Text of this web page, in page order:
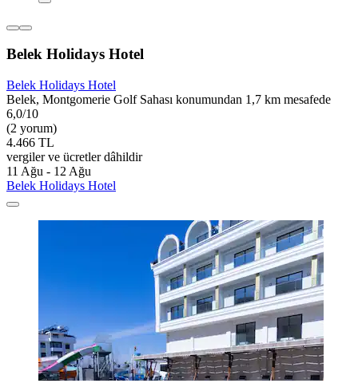
Belek Holidays Hotel
Belek Holidays Hotel
Belek, Montgomerie Golf Sahası konumundan 1,7 km mesafede
6,0/10
(2 yorum)
4.466 TL
vergiler ve ücretler dâhildir
11 Ağu - 12 Ağu
Belek Holidays Hotel